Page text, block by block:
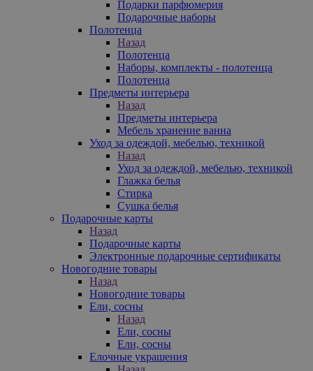
Подарки парфюмерия
Подарочные наборы
Полотенца
Назад
Полотенца
Наборы, комплекты - полотенца
Полотенца
Предметы интерьера
Назад
Предметы интерьера
Мебель хранение ванна
Уход за одеждой, мебелью, техникой
Назад
Уход за одеждой, мебелью, техникой
Глажка белья
Стирка
Сушка белья
Подарочные карты
Назад
Подарочные карты
Электронные подарочные сертификаты
Новогодние товары
Назад
Новогодние товары
Ели, сосны
Назад
Ели, сосны
Ели, сосны
Елочные украшения